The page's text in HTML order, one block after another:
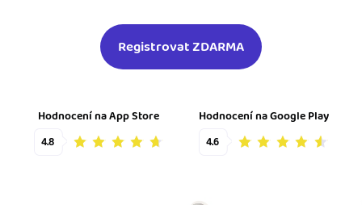
Hlídání cashflow
Spolupráce s účetní
Propojení na další systémy
Jak začít podnikat
Šablony faktur
Šablona pro neplátce DPHRegistrovat ZDARMA
Registrovat ZDARMA
Hodnocení na App Store
4.8
Hodnocení na Google Play
4.6